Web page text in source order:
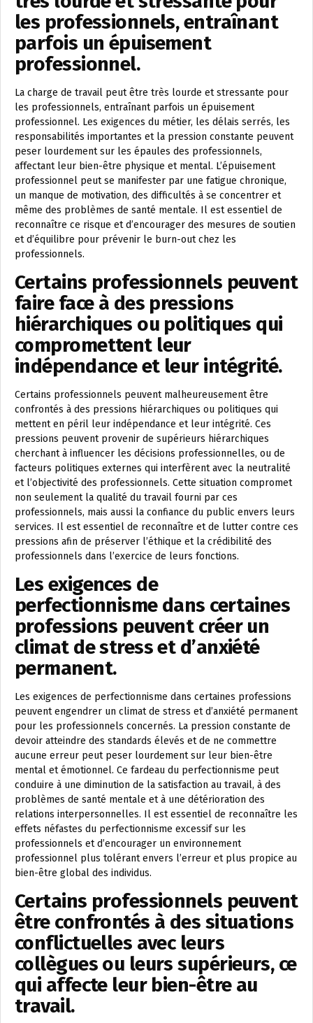
les professionnels, entraînant
parfois un épuisement
professionnel.
La charge de travail peut être très lourde et stressante pour
les professionnels, entraînant parfois un épuisement
professionnel. Les exigences du métier, les délais serrés, les
responsabilités importantes et la pression constante peuvent
peser lourdement sur les épaules des professionnels,
affectant leur bien-être physique et mental. L’épuisement
professionnel peut se manifester par une fatigue chronique,
un manque de motivation, des difficultés à se concentrer et
même des problèmes de santé mentale. Il est essentiel de
reconnaître ce risque et d’encourager des mesures de soutien
et d’équilibre pour prévenir le burn-out chez les
professionnels.
Certains professionnels peuvent
faire face à des pressions
hiérarchiques ou politiques qui
compromettent leur
indépendance et leur intégrité.
Certains professionnels peuvent malheureusement être
confrontés à des pressions hiérarchiques ou politiques qui
mettent en péril leur indépendance et leur intégrité. Ces
pressions peuvent provenir de supérieurs hiérarchiques
cherchant à influencer les décisions professionnelles, ou de
facteurs politiques externes qui interfèrent avec la neutralité
et l’objectivité des professionnels. Cette situation compromet
non seulement la qualité du travail fourni par ces
professionnels, mais aussi la confiance du public envers leurs
services. Il est essentiel de reconnaître et de lutter contre ces
pressions afin de préserver l’éthique et la crédibilité des
professionnels dans l’exercice de leurs fonctions.
Les exigences de
perfectionnisme dans certaines
professions peuvent créer un
climat de stress et d’anxiété
permanent.
Les exigences de perfectionnisme dans certaines professions
peuvent engendrer un climat de stress et d’anxiété permanent
pour les professionnels concernés. La pression constante de
devoir atteindre des standards élevés et de ne commettre
aucune erreur peut peser lourdement sur leur bien-être
mental et émotionnel. Ce fardeau du perfectionnisme peut
conduire à une diminution de la satisfaction au travail, à des
problèmes de santé mentale et à une détérioration des
relations interpersonnelles. Il est essentiel de reconnaître les
effets néfastes du perfectionnisme excessif sur les
professionnels et d’encourager un environnement
professionnel plus tolérant envers l’erreur et plus propice au
bien-être global des individus.
Certains professionnels peuvent
être confrontés à des situations
conflictuelles avec leurs
collègues ou leurs supérieurs, ce
qui affecte leur bien-être au
travail.